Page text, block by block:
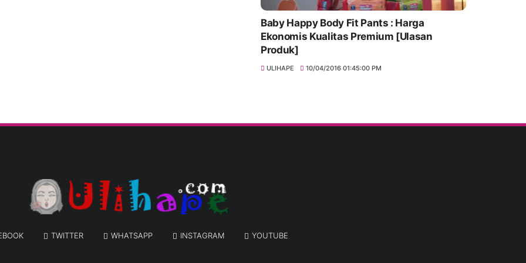
Baby Happy Body Fit Pants : Harga
Ekonomis Kualitas Premium [Ulasan
Produk]
ULIHAPE 10/04/2016 01:45:00 PM
TWITTER WHATSAPP INSTAGRAM YOUTUBE